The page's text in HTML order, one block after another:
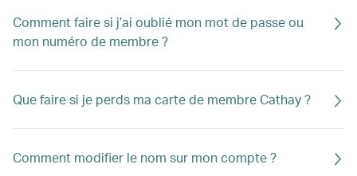
Comment faire si j’ai oublié mon mot de passe ou
mon numéro de membre ?
Que faire si je perds ma carte de membre Cathay ?
Comment modifier le nom sur mon compte ?